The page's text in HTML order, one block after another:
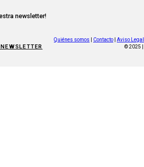
newsletter!
Quiénes somos Contacto
Aviso Legal
© 2025